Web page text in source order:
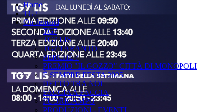
Home
TG7
On demand
TG7
TG7 LIS
TG7 TARANTO
PERCHÉ ?
PREMIO "IL GOZZO" CITTÀ DI MONOPOLI
È SEMPRE FESTA 2025
DETTO TRA NOI
FACCIA A FACCIA
FUORICAMPO
PRODUZIONI - EVENTI